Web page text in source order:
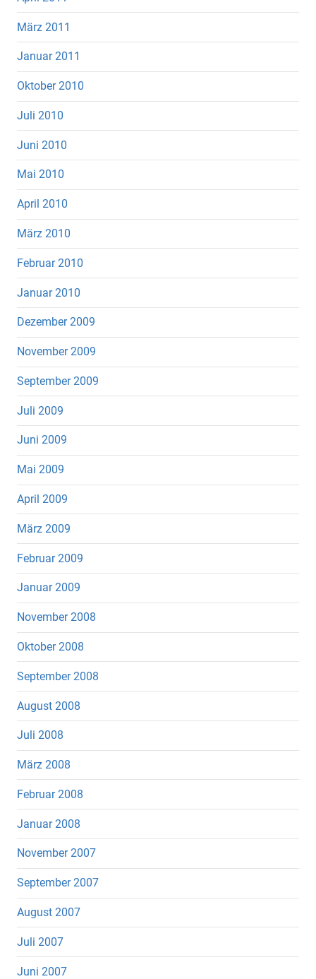
März 2011
Januar 2011
Oktober 2010
Juli 2010
Juni 2010
Mai 2010
April 2010
März 2010
Februar 2010
Januar 2010
Dezember 2009
November 2009
September 2009
Juli 2009
Juni 2009
Mai 2009
April 2009
März 2009
Februar 2009
Januar 2009
November 2008
Oktober 2008
September 2008
August 2008
Juli 2008
März 2008
Februar 2008
Januar 2008
November 2007
September 2007
August 2007
Juli 2007
Juni 2007